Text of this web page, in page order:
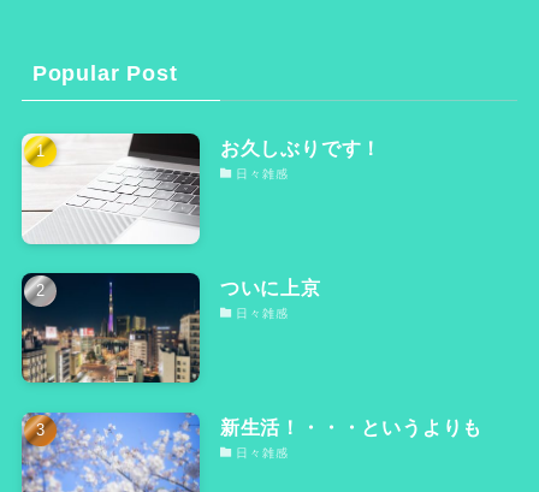
Popular Post
お久しぶりです！
日々雑感
ついに上京
日々雑感
新生活！・・・というよりも
日々雑感